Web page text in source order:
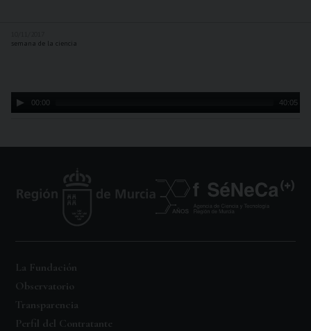
semana de la ciencia
Audio
Player
00:00 40:05
La Fundación
Observatorio
Transparencia
Perfil del Contratante